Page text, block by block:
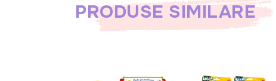
PRODUSE SIMILARE